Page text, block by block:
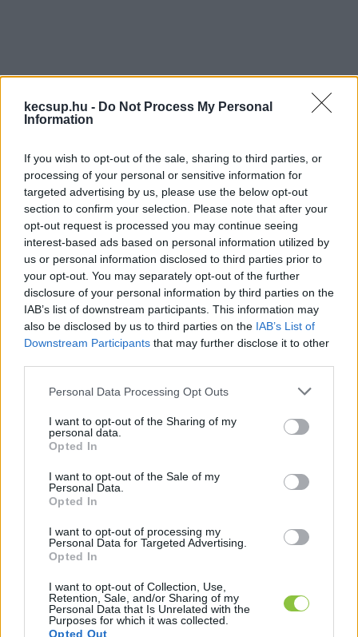
kecsup.hu - Do Not Process My Personal
Information
If you wish to opt-out of the sale, sharing to third parties, or
processing of your personal or sensitive information for
targeted advertising by us, please use the below opt-out
section to confirm your selection. Please note that after your
opt-out request is processed you may continue seeing
interest-based ads based on personal information utilized by
us or personal information disclosed to third parties prior to
your opt-out. You may separately opt-out of the further
disclosure of your personal information by third parties on the
IAB’s list of downstream participants. This information may
also be disclosed by us to third parties on the IAB’s List of
Downstream Participants that may further disclose it to other
Please note that this website/app uses one or more Google
not limited to your visit or usage behaviour. You may click to
grant or deny consent to Google and its third-party tags to
use your data for below specified purposes in below Google
consent section.
Personal Data Processing Opt Outs
I want to opt-out of the Sharing of my
personal data.
Opted In
I want to opt-out of the Sale of my
Personal Data.
Opted In
I want to opt-out of processing my
Personal Data for Targeted Advertising.
Opted In
I want to opt-out of Collection, Use,
Retention, Sale, and/or Sharing of my
Personal Data that Is Unrelated with the
Purposes for which it was collected.
Opted Out
Ugyan bárkinél előfordulhat, hogy a
van néhány embercsoport, akik még inkább
veszélyeztetettek. Azok, akiknek a bőrén sok
szabálytalan anyajegy jelenik meg,
mindenképpen végeztessenek el egy teljes
vizsgálatot. Bár önmagukban az újonnan
megjelenő anyajegyek nem jeleznek
betegséget, azonban a nem szabályos formák
átalakulhatnak rákos elváltozássá. Főként azok
vizsgáltassák meg magukat rendszeresen,
akiknek a családjában már fordult elő hasonló
megbetegedés.
Azoknak is javasolt az ellenőrzés, akik világos
bőrtónussal, világos szem-haj kombinációval élik
mindennapjaikat. A külső hatások, mint az UV-
sugárzás, ugyanis számukra nagyobb
veszélyeket rejt, mint a sötétebb bőrű
embereknek.
Milyen jelekre figyeljünk?
A bőrgyógyászati szűrővizsgálatok során számos